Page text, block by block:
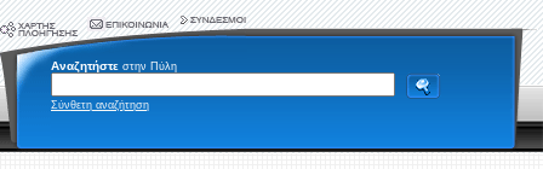
Αναζητήστε στην Πύλη
Σύνθετη αναζήτηση